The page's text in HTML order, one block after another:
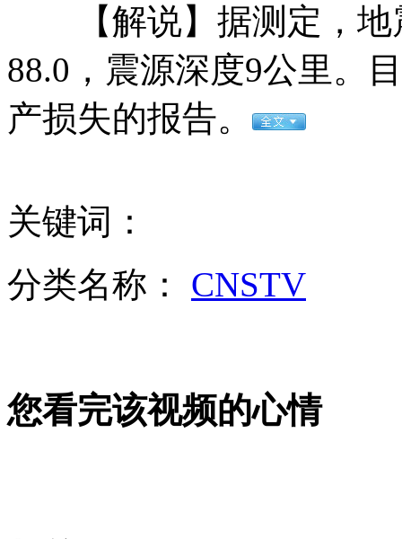
梁振英到粤促香港珠三角合作交流
新疆持续强降雪致牧民房屋倒塌
山西运城恶犬咬伤多人 警民合力深夜将其击毙
女孩北京地铁殴打老人 痛下狠手拳打脚踢
【解说】据测定，地
88.0，震源深度9公里。
产损失的报告。
关键词：
分类名称： CNSTV
您看完该视频的心情